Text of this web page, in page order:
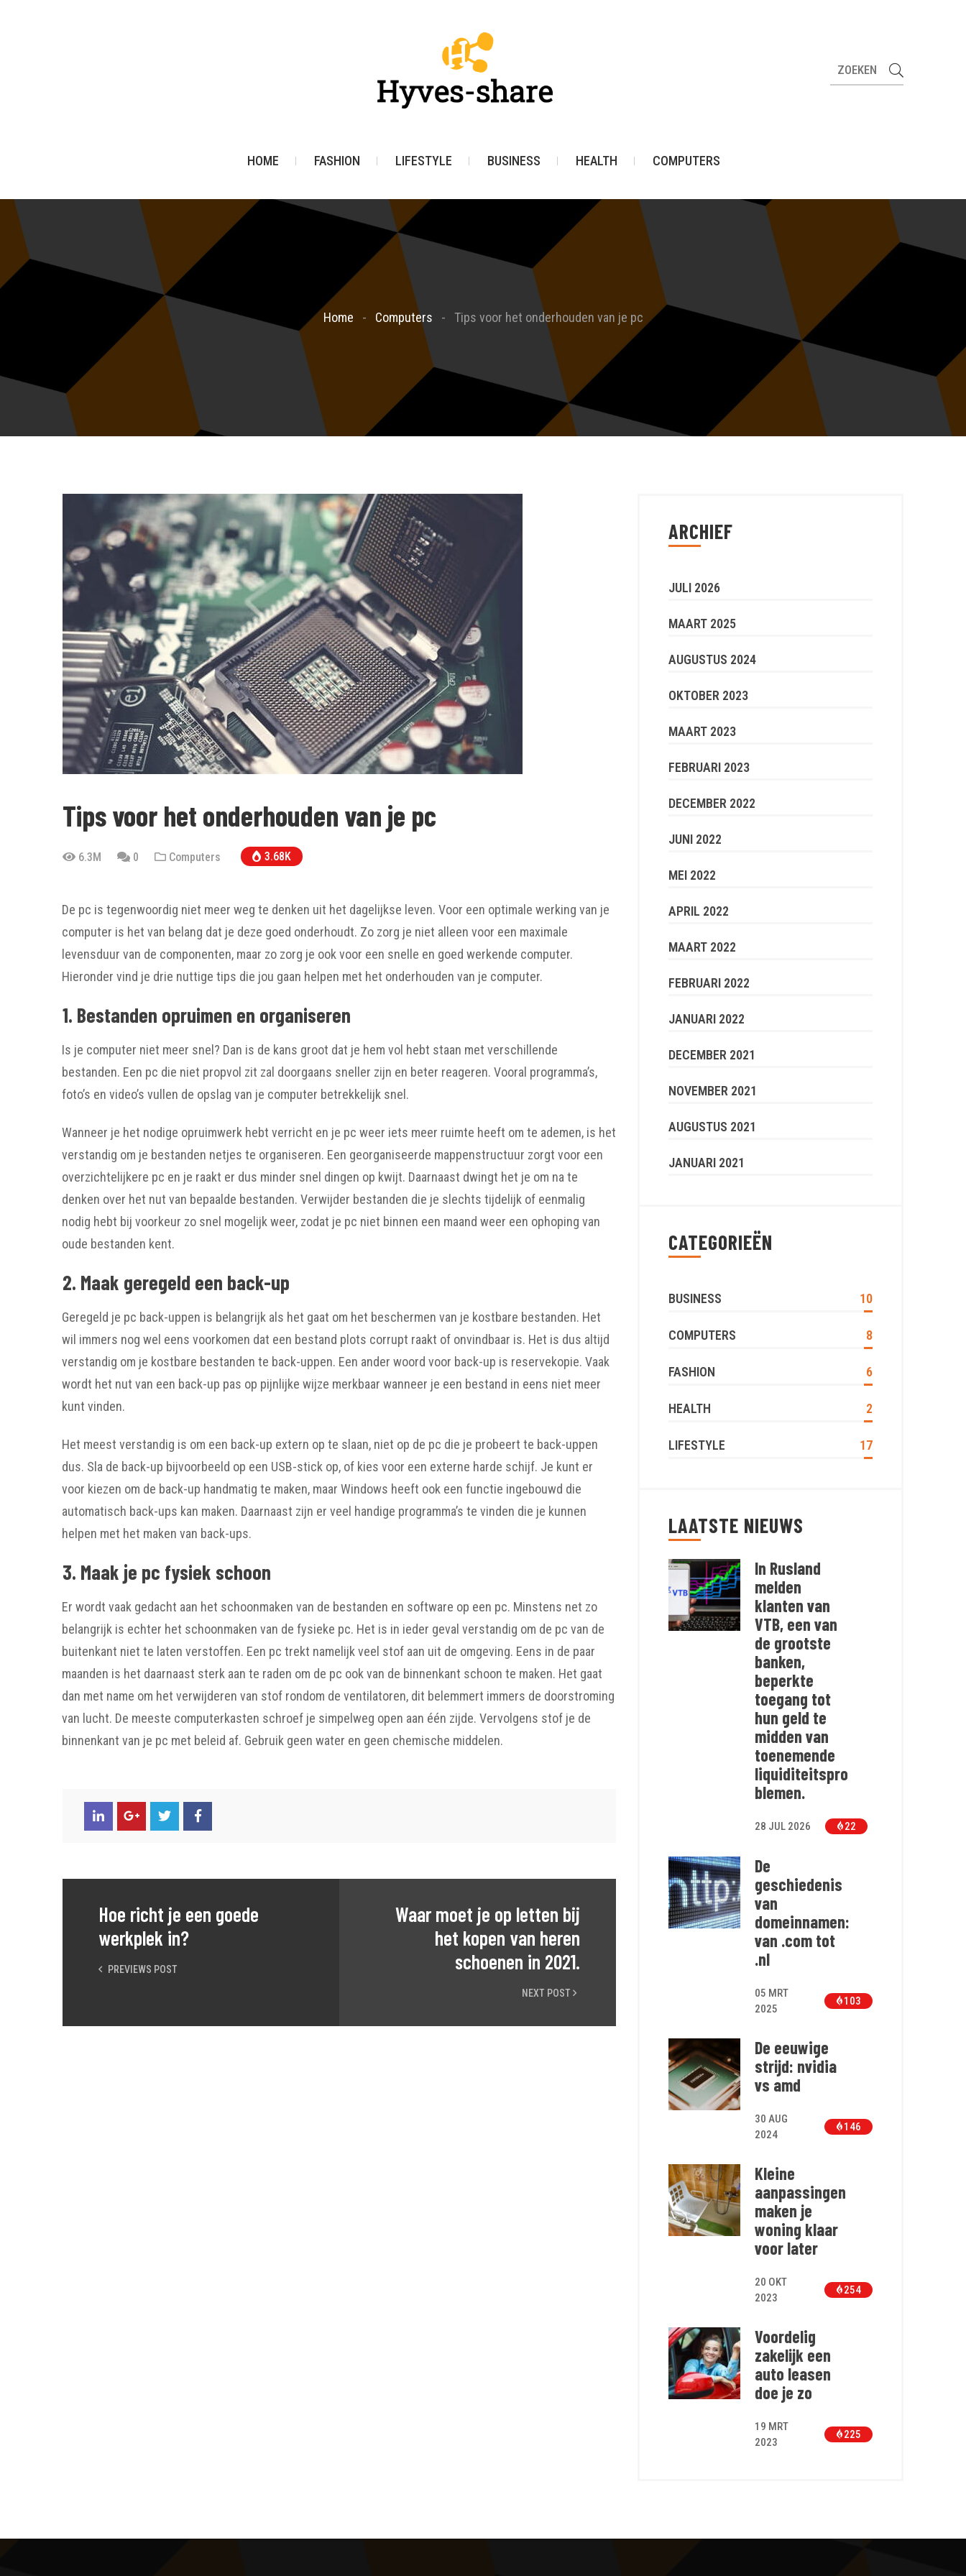
HOME FASHION LIFESTYLE BUSINESS HEALTH COMPUTERS
Home Computers Tips voor het onderhouden van je pc
Tips voor het onderhouden van je pc
6.3M 0 Computers 3.68K
De pc is tegenwoordig niet meer weg te denken uit het dagelijkse leven. Voor een optimale werking van je
computer is het van belang dat je deze goed onderhoudt. Zo zorg je niet alleen voor een maximale
levensduur van de componenten, maar zo zorg je ook voor een snelle en goed werkende computer.
Hieronder vind je drie nuttige tips die jou gaan helpen met het onderhouden van je computer.
1. Bestanden opruimen en organiseren
Is je computer niet meer snel? Dan is de kans groot dat je hem vol hebt staan met verschillende
bestanden. Een pc die niet propvol zit zal doorgaans sneller zijn en beter reageren. Vooral programma’s,
foto’s en video’s vullen de opslag van je computer betrekkelijk snel.
Wanneer je het nodige opruimwerk hebt verricht en je pc weer iets meer ruimte heeft om te ademen, is het
verstandig om je bestanden netjes te organiseren. Een georganiseerde mappenstructuur zorgt voor een
overzichtelijkere pc en je raakt er dus minder snel dingen op kwijt. Daarnaast dwingt het je om na te
denken over het nut van bepaalde bestanden. Verwijder bestanden die je slechts tijdelijk of eenmalig
nodig hebt bij voorkeur zo snel mogelijk weer, zodat je pc niet binnen een maand weer een ophoping van
oude bestanden kent.
2. Maak geregeld een back-up
Geregeld je pc back-uppen is belangrijk als het gaat om het beschermen van je kostbare bestanden. Het
wil immers nog wel eens voorkomen dat een bestand plots corrupt raakt of onvindbaar is. Het is dus altijd
verstandig om je kostbare bestanden te back-uppen. Een ander woord voor back-up is reservekopie. Vaak
wordt het nut van een back-up pas op pijnlijke wijze merkbaar wanneer je een bestand in eens niet meer
kunt vinden.
Het meest verstandig is om een back-up extern op te slaan, niet op de pc die je probeert te back-uppen
dus. Sla de back-up bijvoorbeeld op een USB-stick op, of kies voor een externe harde schijf. Je kunt er
voor kiezen om de back-up handmatig te maken, maar Windows heeft ook een functie ingebouwd die
automatisch back-ups kan maken. Daarnaast zijn er veel handige programma’s te vinden die je kunnen
helpen met het maken van back-ups.
3. Maak je pc fysiek schoon
Er wordt vaak gedacht aan het schoonmaken van de bestanden en software op een pc. Minstens net zo
belangrijk is echter het schoonmaken van de fysieke pc. Het is in ieder geval verstandig om de pc van de
buitenkant niet te laten verstoffen. Een pc trekt namelijk veel stof aan uit de omgeving. Eens in de paar
maanden is het daarnaast sterk aan te raden om de pc ook van de binnenkant schoon te maken. Het gaat
dan met name om het verwijderen van stof rondom de ventilatoren, dit belemmert immers de doorstroming
van lucht. De meeste computerkasten schroef je simpelweg open aan één zijde. Vervolgens stof je de
binnenkant van je pc met beleid af. Gebruik geen water en geen chemische middelen.
Hoe richt je een goede
werkplek in?
PREVIEWS POST
Waar moet je op letten bij
het kopen van heren
schoenen in 2021.
NEXT POST
ARCHIEF
JULI 2026
MAART 2025
AUGUSTUS 2024
OKTOBER 2023
MAART 2023
FEBRUARI 2023
DECEMBER 2022
JUNI 2022
MEI 2022
APRIL 2022
MAART 2022
FEBRUARI 2022
JANUARI 2022
DECEMBER 2021
NOVEMBER 2021
AUGUSTUS 2021
JANUARI 2021
CATEGORIEËN
BUSINESS 10
COMPUTERS 8
FASHION 6
HEALTH 2
LIFESTYLE 17
LAATSTE NIEUWS
In Rusland
melden
klanten van
VTB, een van
de grootste
banken,
beperkte
toegang tot
hun geld te
midden van
toenemende
liquiditeitspro
blemen.
28 JUL 2026 22
De
geschiedenis
van
domeinnamen:
van .com tot
.nl
05 MRT
2025
103
De eeuwige
strijd: nvidia
vs amd
30 AUG
2024
146
Kleine
aanpassingen
maken je
woning klaar
voor later
20 OKT
2023
254
Voordelig
zakelijk een
auto leasen
doe je zo
19 MRT
2023
225